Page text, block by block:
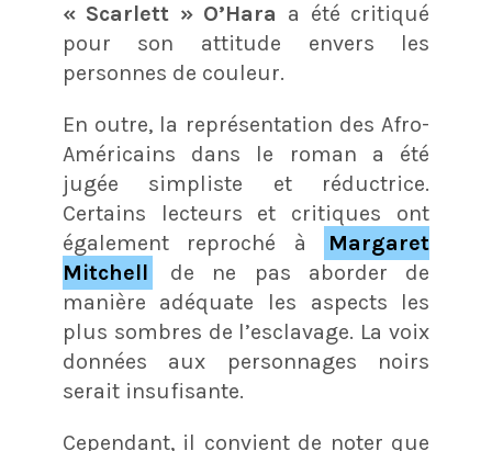
« Scarlett » O’Hara a été critiqué
pour son attitude envers les
personnes de couleur.
En outre, la représentation des Afro-
Américains dans le roman a été
jugée simpliste et réductrice.
Certains lecteurs et critiques ont
également reproché à
Margaret
Mitchell
de ne pas aborder de
manière adéquate les aspects les
plus sombres de l’esclavage. La voix
données aux personnages noirs
serait insufisante.
Cependant, il convient de noter que